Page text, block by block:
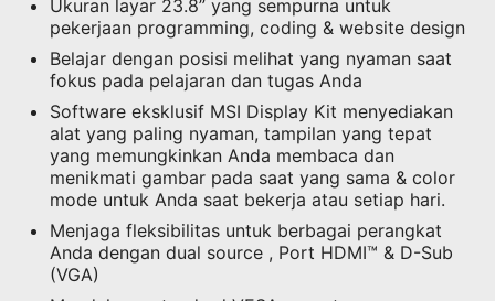
Software eksklusif MSI Display Kit menyediakan
alat yang paling nyaman, tampilan yang tepat
yang memungkinkan Anda membaca dan
menikmati gambar pada saat yang sama & color
mode untuk Anda saat bekerja atau setiap hari.
Menjaga fleksibilitas untuk berbagai perangkat
Anda dengan dual source , Port HDMI™ & D-Sub
(VGA)
Mendukung standard VESA-mount
Anda dapat selalu menyalakan audio dengan
built-in speaker saat belajar